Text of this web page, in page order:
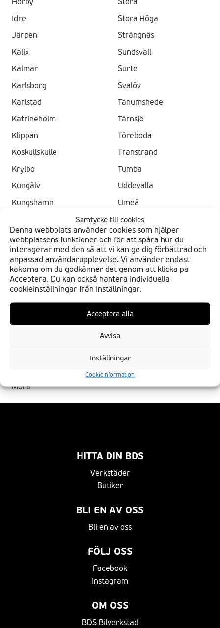
Samtycke till cookies
Denna webbplats använder cookies som hjälper
webbplatsens funktioner och för att spåra hur du
interagerar med den så att vi kan ge dig förbättrad och
anpassad användarupplevelse. Vi använder endast
kakorna om du godkänner det genom att klicka på
Acceptera. Du kan också hantera individuella
cookieinställningar från Inställningar.
Acceptera alla
Avvisa
Inställningar
Cookieinformation
Idre
Järpen
Kalix
Kalmar
Karlsborg
Karlstad
Katrineholm
Klippan
Koskullskulle
Krylbo
Kungälv
Kungshamn
Kvidinge
Lammhult
Lerum
Lindesberg
Linköping
Mora
Stora Höga
Strängnäs
Sundsvall
Surte
Svalöv
Tanumshede
Tärnsjö
Töreboda
Transtrand
Tumba
Uddevalla
Umeå
Uppsala
Vallentuna
Vänersborg
Västerås
Västerhaninge
Västervik
Våxtorp
Vellinge
HITTA DIN BDS
Verkstäder
Butiker
BLI EN AV OSS
Bli en av oss
FÖLJ OSS
Facebook
Instagram
OM OSS
BDS Bilverkstad